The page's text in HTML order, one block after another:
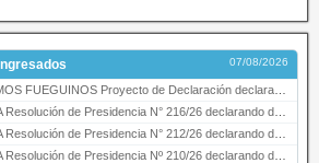
07/08/2026
Proyecto de Declaración declarando de interés provincial PRESIDENCI…
de Presidencia N° 216/26 declarando de interés provincial la labor …
de Presidencia N° 212/26 declarando de interés provincial el “50° A…
de Presidencia Nº 210/26 declarando de interés provincial el proyec…